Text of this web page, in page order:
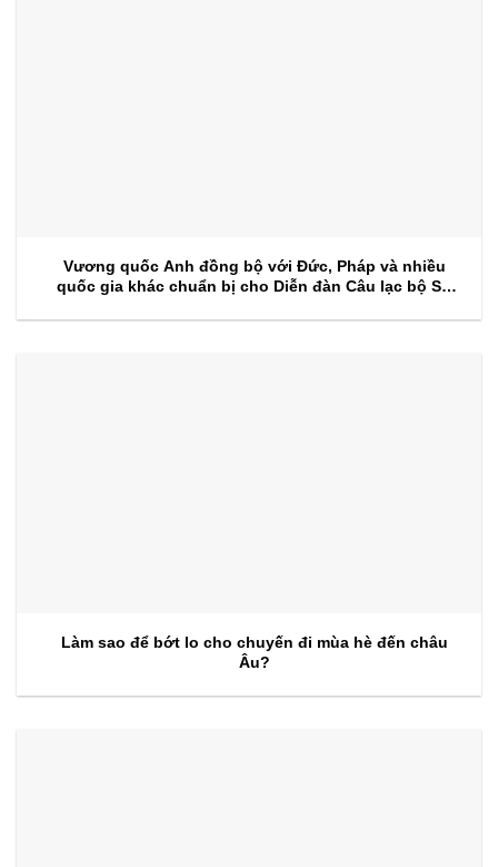
Vương quốc Anh đồng bộ với Đức, Pháp và nhiều
quốc gia khác chuẩn bị cho Diễn đàn Câu lạc bộ Sự
Làm sao để bớt lo cho chuyến đi mùa hè đến châu
Âu?